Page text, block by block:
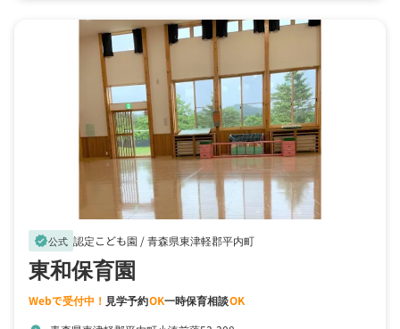
verified公式 認定こども園 /青森県東津軽郡平内町
東和保育園
Webで受付中！ 見学予約OK一時保育相談OK